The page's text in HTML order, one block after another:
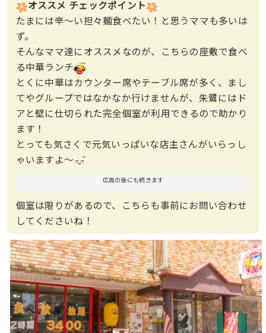
オススメ チェックポイント
たまには辛〜い担々麺食べたい！と思うママも多いは
ず。
そんなママ達にオススメなのが、こちらの座敷で食べ
る中華ランチ
とくに中華はカウンター席やテーブル席が多く、まし
てやグループではなかなか行けませんが、朱鷺にはド
アと壁に仕切られた完全個室が利用できるので助かり
ます！
とっても気さくで元気いっぱいな店主さんがいらっし
ゃいますよ〜
広告の後にも続きます
個室は限りがあるので、こちらも事前にお問い合わせ
してくださいね！